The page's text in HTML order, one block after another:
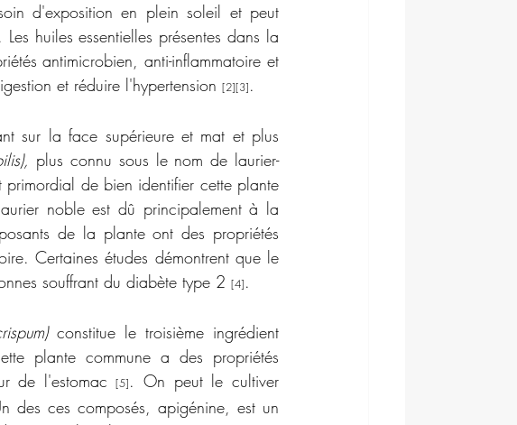
d'exposition en plein soleil et peut
huiles essentielles présentes dans la
antimicrobien, anti-inflammatoire et
et réduire l'hypertension [2][3].
sur la face supérieure et mat et plus
plus connu sous le nom de laurier-
de bien identifier cette plante
noble est dû principalement à la
de la plante ont des propriétés
Certaines études démontrent que le
souffrant du diabète type 2 [4].
constitue le troisième ingrédient
plante commune a des propriétés
de l'estomac [5]. On peut le cultiver
ces composés, apigénine, est un